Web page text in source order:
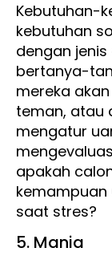
Kebutuhan-
kebutuhan
dengan
bertanya-
mereka
teman, atau
mengatur
apakah
saat stres?
5. Mania